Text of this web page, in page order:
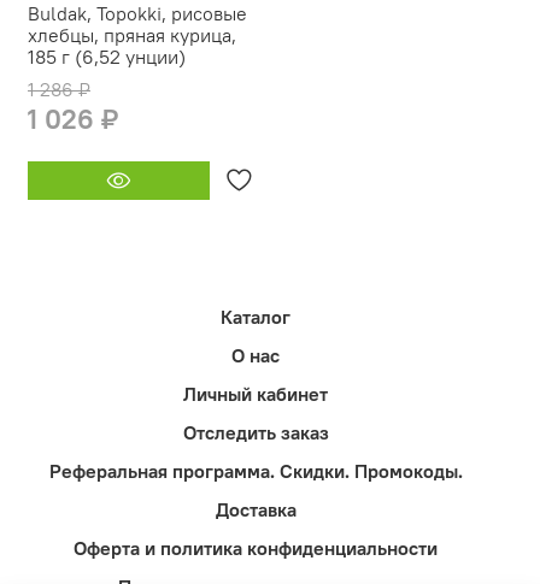
Buldak, Topokki, рисовые
хлебцы, пряная курица,
185 г (6,52 унции)
1 286 ₽
1 026 ₽
Каталог
О нас
Личный кабинет
Отследить заказ
Реферальная программа. Скидки. Промокоды.
Доставка
Оферта и политика конфиденциальности